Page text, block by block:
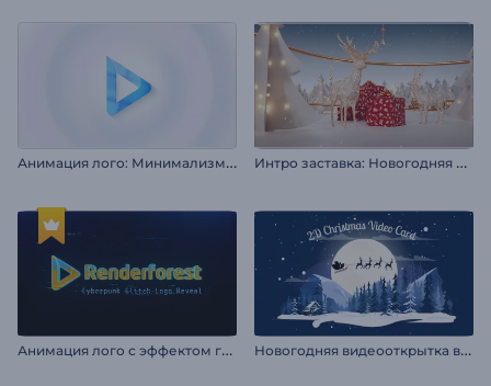
А
нимация лого: Минимализм и вращение И
нтро заставка: Новогодняя атмосфера
А
нимация лого с эффектом глитч и киберпанк Н
овогодняя видеооткрытка в 2D